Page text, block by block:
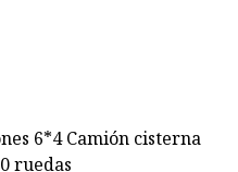
6*4 Camión cisterna
ruedas